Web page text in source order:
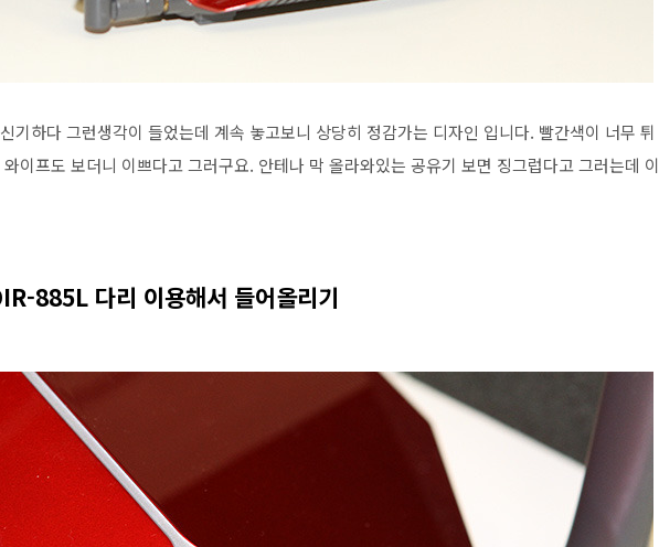
기하다 그런생각이 들었는데 계속 놓고보니 상당히 정감가는 디자인 입니다. 빨간색이 너무 튀
이프도 보더니 이쁘다고 그러구요. 안테나 막 올라와있는 공유기 보면 징그럽다고 그러는데 이
885L 다리 이용해서 들어올리기